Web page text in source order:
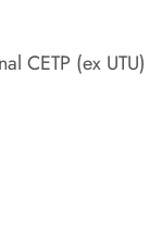
CETP (ex UTU)